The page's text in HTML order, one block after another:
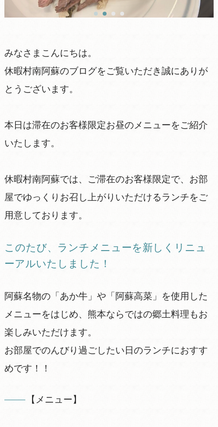
みなさまこんにちは。
休暇村南阿蘇のブログをご覧いただき誠にありが
とうございます。
本日は滞在のお客様限定お昼のメニューをご紹介
いたします。
休暇村南阿蘇では、ご滞在のお客様限定で、お部
屋でゆっくりお召し上がりいただけるランチをご
用意しております。
このたび、ランチメニューを新しくリニュ
ーアルいたしました！
阿蘇名物の「あか牛」や「阿蘇高菜」を使用した
メニューをはじめ、熊本ならではの郷土料理もお
楽しみいただけます。
お部屋でのんびり過ごしたい日のランチにおすす
めです！！
​【メニュー】